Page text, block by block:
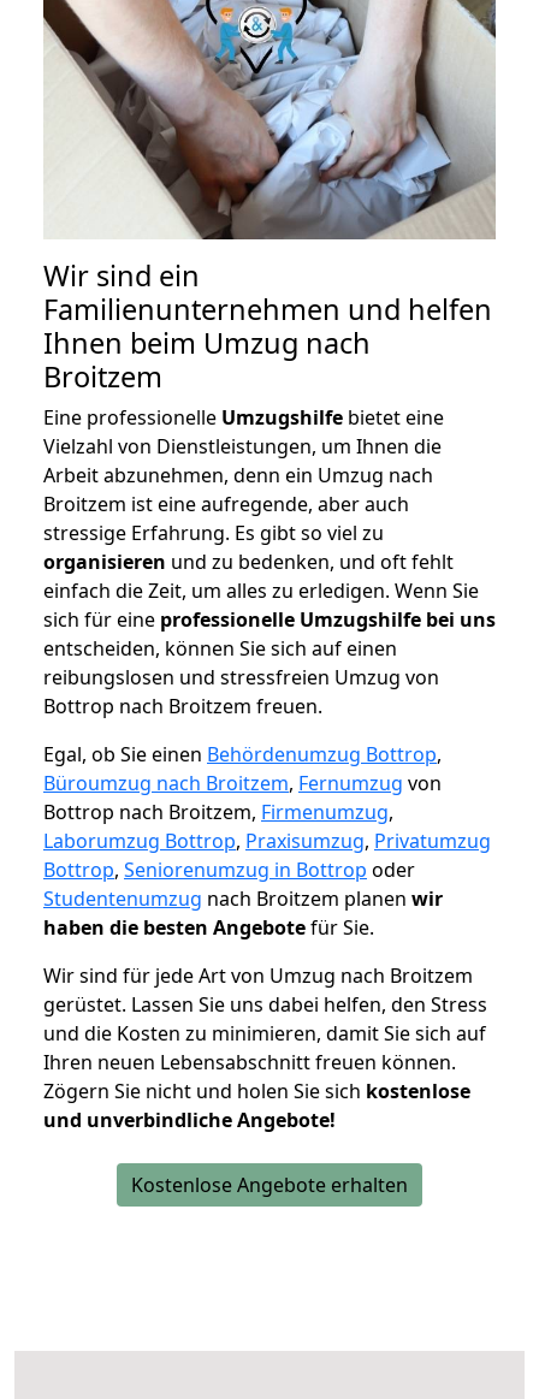
Wir sind ein
Familienunternehmen und helfen
Ihnen beim Umzug nach
Broitzem
Eine professionelle Umzugshilfe bietet eine
Vielzahl von Dienstleistungen, um Ihnen die
Arbeit abzunehmen, denn ein Umzug nach
Broitzem ist eine aufregende, aber auch
stressige Erfahrung. Es gibt so viel zu
organisieren und zu bedenken, und oft fehlt
einfach die Zeit, um alles zu erledigen. Wenn Sie
sich für eine professionelle Umzugshilfe bei uns
entscheiden, können Sie sich auf einen
reibungslosen und stressfreien Umzug von
Bottrop nach Broitzem freuen.
Egal, ob Sie einen Behördenumzug Bottrop,
Büroumzug nach Broitzem, Fernumzug von
Bottrop nach Broitzem, Firmenumzug,
Laborumzug Bottrop, Praxisumzug, Privatumzug
Bottrop, Seniorenumzug in Bottrop oder
Studentenumzug nach Broitzem planen wir
haben die besten Angebotefür Sie.
Wir sind für jede Art von Umzug nach Broitzem
gerüstet. Lassen Sie uns dabei helfen, den Stress
und die Kosten zu minimieren, damit Sie sich auf
Ihren neuen Lebensabschnitt freuen können.
Zögern Sie nicht und holen Sie sich kostenlose
und unverbindliche Angebote!
Kostenlose Angebote erhalten